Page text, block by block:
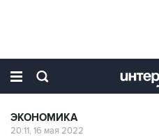
ЭКОНОМИКА
20:11, 16 мая 2022